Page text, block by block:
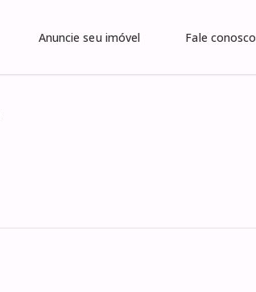
Anuncie seu imóvel Fale conosco